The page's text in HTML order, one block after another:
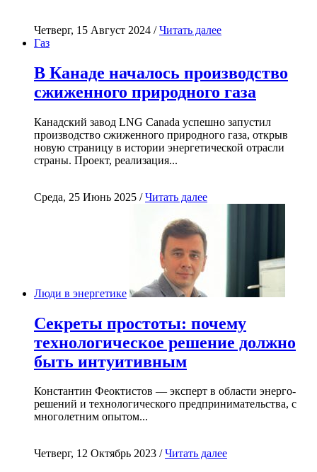
Четверг, 15 Август 2024 /Читать далее
Газ
В Канаде началось производство
сжиженного природного газа
Канадский завод LNG Canada успешно запустил
производство сжиженного природного газа, открыв
новую страницу в истории энергетической отрасли
страны. Проект, реализация...
Среда, 25 Июнь 2025 /Читать далее
Люди в энергетике
Секреты простоты: почему
технологическое решение должно
быть интуитивным
Константин Феоктистов — эксперт в области энерго-
решений и технологического предпринимательства, с
многолетним опытом...
Четверг, 12 Октябрь 2023 /Читать далее